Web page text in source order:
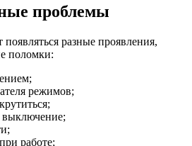
проблемы
разные проявления,
поломки:
режимов;
выключение;
работе;